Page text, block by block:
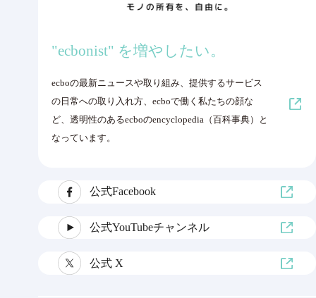
"ecbonist" を増やしたい。
ecboの最新ニュースや取り組み、提供するサービス
の日常への取り入れ方、ecboで働く私たちの顔な
ど、透明性のあるecboのencyclopedia（百科事典）と
なっています。
公式Facebook
公式YouTubeチャンネル
公式 X